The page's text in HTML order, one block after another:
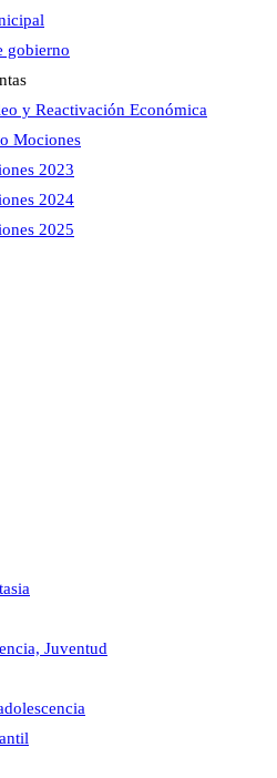
gobierno
y Reactivación Económica
Mociones
2023
2024
2025
Juventud